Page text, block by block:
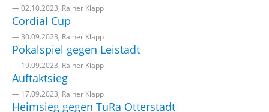
— 02.10.2023, Rainer Klapp
Cordial Cup
— 30.09.2023, Rainer Klapp
Pokalspiel gegen Leistadt
— 19.09.2023, Rainer Klapp
Auftaktsieg
— 17.09.2023, Rainer Klapp
Heimsieg gegen TuRa Otterstadt